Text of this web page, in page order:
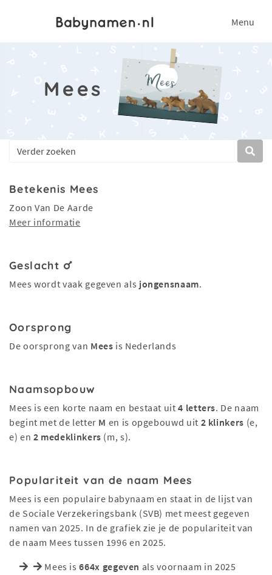
Menu
Mees
Betekenis Mees
Zoon Van De Aarde
Meer informatie
Geslacht
Mees wordt vaak gegeven als jongensnaam.
Oorsprong
De oorsprong van Mees is Nederlands
Naamsopbouw
Mees is een korte naam en bestaat uit4 letters. De naam
begint met de letter M en is opgebouwd uit 2 klinkers (e,
e) en 2 medeklinkers (m, s).
Populariteit van de naam Mees
Mees is een populaire babynaam en staat in de lijst van
de Sociale Verzekeringsbank (SVB) met meest gegeven
namen van 2025. In de grafiek zie je de populariteit van
de naam Mees tussen 1996 en 2025.
Mees is664x gegeven als voornaam in 2025